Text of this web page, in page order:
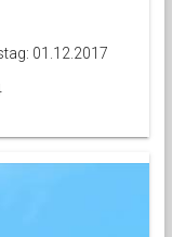
01.12.2017